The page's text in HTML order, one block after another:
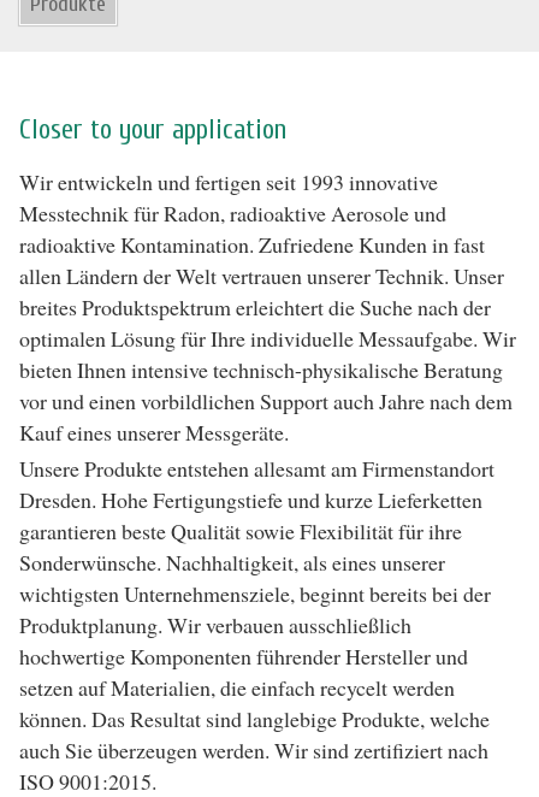
Closer to your application
Wir entwickeln und fertigen seit 1993 innovative
Messtechnik für Radon, radioaktive Aerosole und
radioaktive Kontamination. Zufriedene Kunden in fast
allen Ländern der Welt vertrauen unserer Technik. Unser
breites Produktspektrum erleichtert die Suche nach der
optimalen Lösung für Ihre individuelle Messaufgabe. Wir
bieten Ihnen intensive technisch-physikalische Beratung
vor und einen vorbildlichen Support auch Jahre nach dem
Kauf eines unserer Messgeräte.
Unsere Produkte entstehen allesamt am Firmenstandort
Dresden. Hohe Fertigungstiefe und kurze Lieferketten
garantieren beste Qualität sowie Flexibilität für ihre
Sonderwünsche. Nachhaltigkeit, als eines unserer
wichtigsten Unternehmensziele, beginnt bereits bei der
Produktplanung. Wir verbauen ausschließlich
hochwertige Komponenten führender Hersteller und
setzen auf Materialien, die einfach recycelt werden
können. Das Resultat sind langlebige Produkte, welche
auch Sie überzeugen werden. Wir sind zertifiziert nach
ISO 9001:2015.